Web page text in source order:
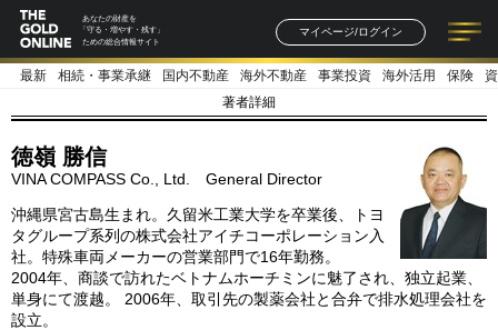
あなたの財産を
「守る・増やす・残す」
ための総合情報サイト
マイページ/ログイン
記事一覧 連載一覧
著者一覧 書籍一覧
最新 相続・事業承継 国内不動産 海外不動産 事業投資 海外活用 保険
著者詳細
徳嶺 勝信
VINA COMPASS Co., Ltd. General Director
沖縄県宮古島生まれ。久留米工業大学を卒業後、トヨ
タグループ系列の株式会社アイチコーポレーション入
社。特殊車両メーカーの営業部門で16年勤務。
2004年、商談で訪れたベトナムホーチミンに魅了され、独立起業、
単身にて渡越。 2006年、取引先の製薬会社と合弁で排水処理会社を
設立。